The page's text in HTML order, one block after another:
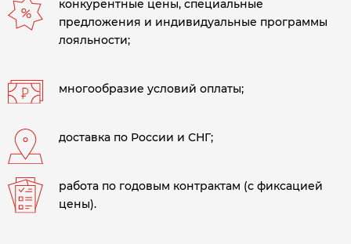
конкурентные цены, специальные
предложения и индивидуальные программы
лояльности;
многообразие условий оплаты;
доставка по России и СНГ;
работа по годовым контрактам (с фиксацией
цены).